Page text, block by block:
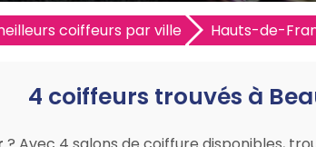
coiffeurs par ville Hauts-de-
4 coiffeurs trouvés à